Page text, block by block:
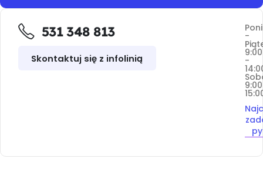
531 348 813
Skontaktuj się z infolinią
-
9:00
-